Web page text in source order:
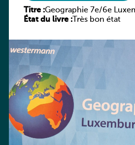
Titre :Geographie 7e/6e
Praxis
État du livre :Très bon état